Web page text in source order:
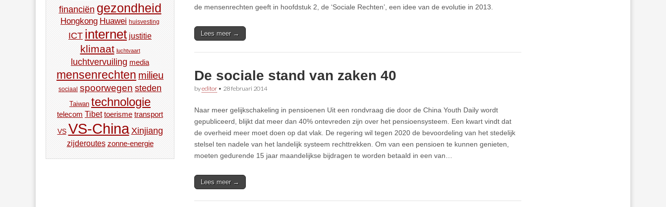
de mensenrechten geeft in hoofdstuk 2, de ‘Sociale Rechten’, een idee van de evolutie in 2013.
Lees meer →
De sociale stand van zaken 40
byeditor • 28 februari 2014
Naar meer gelijkschakeling in pensioenen Uit een rondvraag die door de China Youth Daily wordt
gepubliceerd, blijkt dat meer dan 40% ontevreden zijn over het pensioensysteem. Een kwart vindt dat
de overheid meer moet doen op dat vlak. De regering wil tegen 2020 de bevoordeling van het stedelijk
stelsel ten nadele van het landelijk systeem rechttrekken. Om van een pensioen te kunnen genieten,
moeten gedurende 15 jaar maandelijkse bijdragen te worden betaald in een van…
Lees meer →
financiën gezondheid
Hongkong Huawei huisvesting
ICT internet justitie
klimaat luchtvaart
luchtvervuiling media
mensenrechten milieu
sociaal spoorwegen steden
Taiwan technologie
telecom Tibet toerisme transport
VS VS-China Xinjiang
zijderoutes zonne-energie